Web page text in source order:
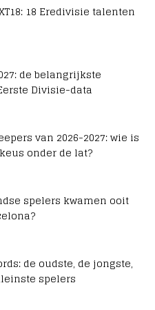
18 Eredivisie talenten
de belangrijkste
Divisie-data
van 2026-2027: wie is
onder de lat?
spelers kwamen ooit
de oudste, de jongste,
spelers